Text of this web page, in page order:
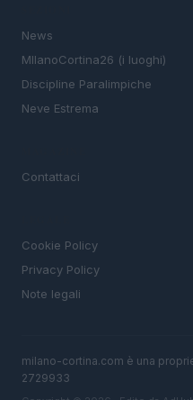
News
MIlanoCortina26 (i luoghi)
Discipline Paralimpiche
Neve Estrema
Contattaci
Cookie Policy
Privacy Policy
Note legali
milano-cortina.com è una
2729933